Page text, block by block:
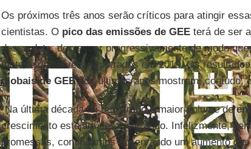
Os próximos três anos serão críticos para atingir
cientistas. O pico das emissões de GEEterá de ser
dessa data, decrescer progressivamente de modo
metade dos níveis registrados em 2019. Os
globais de GEEdos últimos anos mostram, contudo,
“Na última década foi registrado o maior volume de
crescimento estejam desacelerando. Infelizmente,
promessas, continuamos observando um aumento